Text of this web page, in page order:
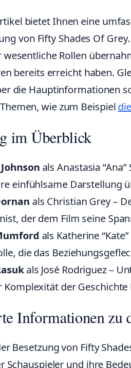
bietet Ihnen eine
von Fifty Shades Of
wesentliche Rollen
bereits erreicht haben.
die Hauptinformationen
wie zum Beispiel
im Überblick
als Anastasia
einfühlsame Darstellung
als Christian Grey –
der dem Film seine
als Katherine
die das
als José Rodriguez –
Komplexität der Geschichte
Informationen zu
Besetzung von Fifty
Schauspieler und ihre